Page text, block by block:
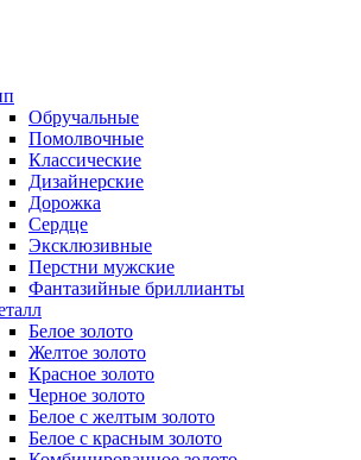
Обручальные
Помолвочные
Классические
Дизайнерские
Дорожка
Сердце
Эксклюзивные
Перстни мужские
Фантазийные бриллианты
Белое золото
Желтое золото
Красное золото
Черное золото
Белое с желтым золото
Белое с красным золото